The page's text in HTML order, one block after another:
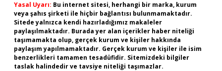
Yasal Uyarı: Bu internet sitesi, herhangi bir marka, kurum
veya şahıs şirketi ile hiçbir bağlantısı bulunmamaktadır.
Sitede yalnızca kendi hazırladığımız makaleler
paylaşılmaktadır. Burada yer alan içerikler haber niteliği
taşımamakta olup, gerçek kurum ve kişiler hakkında
paylaşım yapılmamaktadır. Gerçek kurum ve kişiler ile isim
benzerlikleri tamamen tesadüfidir. Sitemizdeki bilgiler
taslak halindedir ve tavsiye niteliği taşımazlar.